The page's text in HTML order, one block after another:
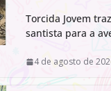
Torcida Jovem
santista para a
4 de agosto de